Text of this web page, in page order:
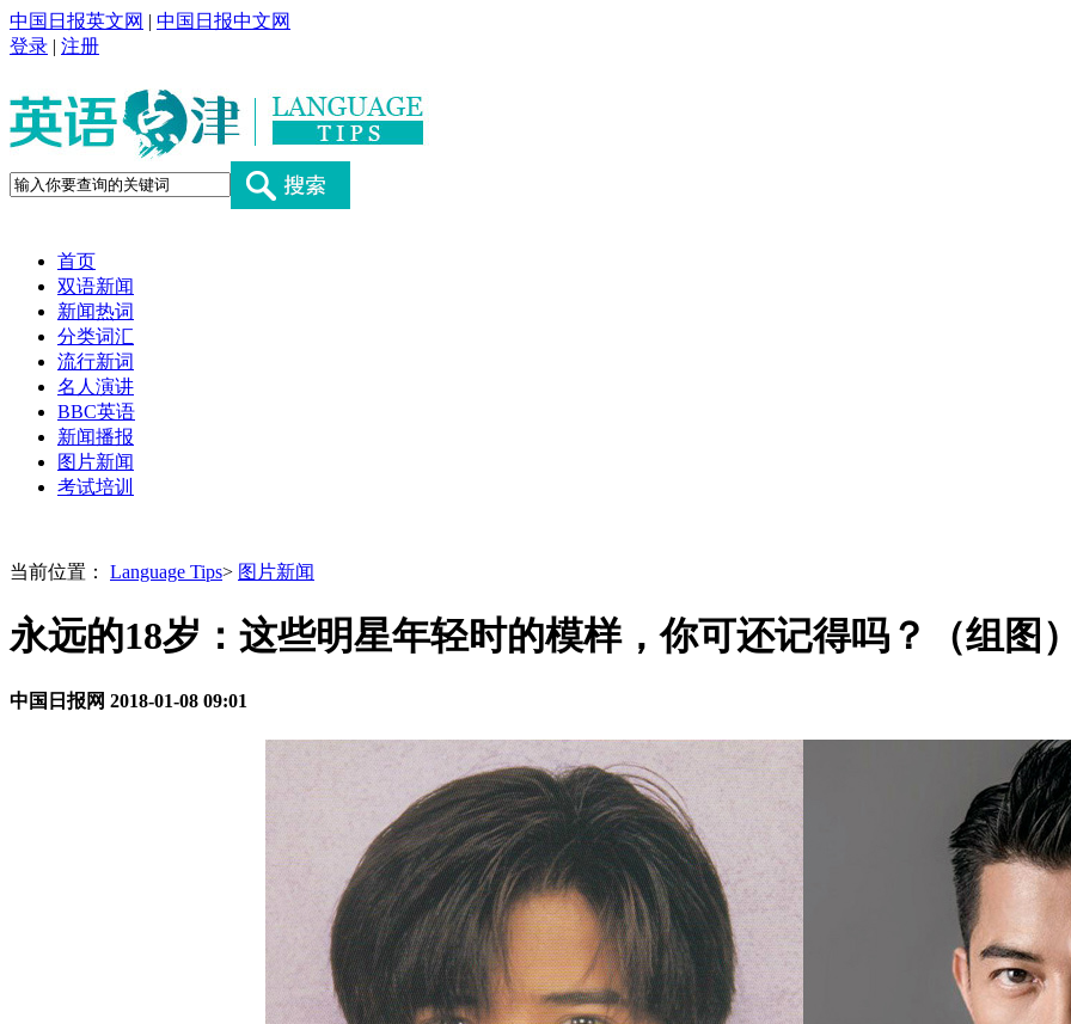
中国日报英文网 | 中国日报中文网
登录 | 注册
首页
双语新闻
新闻热词
分类词汇
流行新词
名人演讲
BBC英语
新闻播报
图片新闻
考试培训
当前位置： Language Tips> 图片新闻
永远的18岁：这些明星年轻时的模样，你可还记得吗？（组图
中国日报网 2018-01-08 09:01